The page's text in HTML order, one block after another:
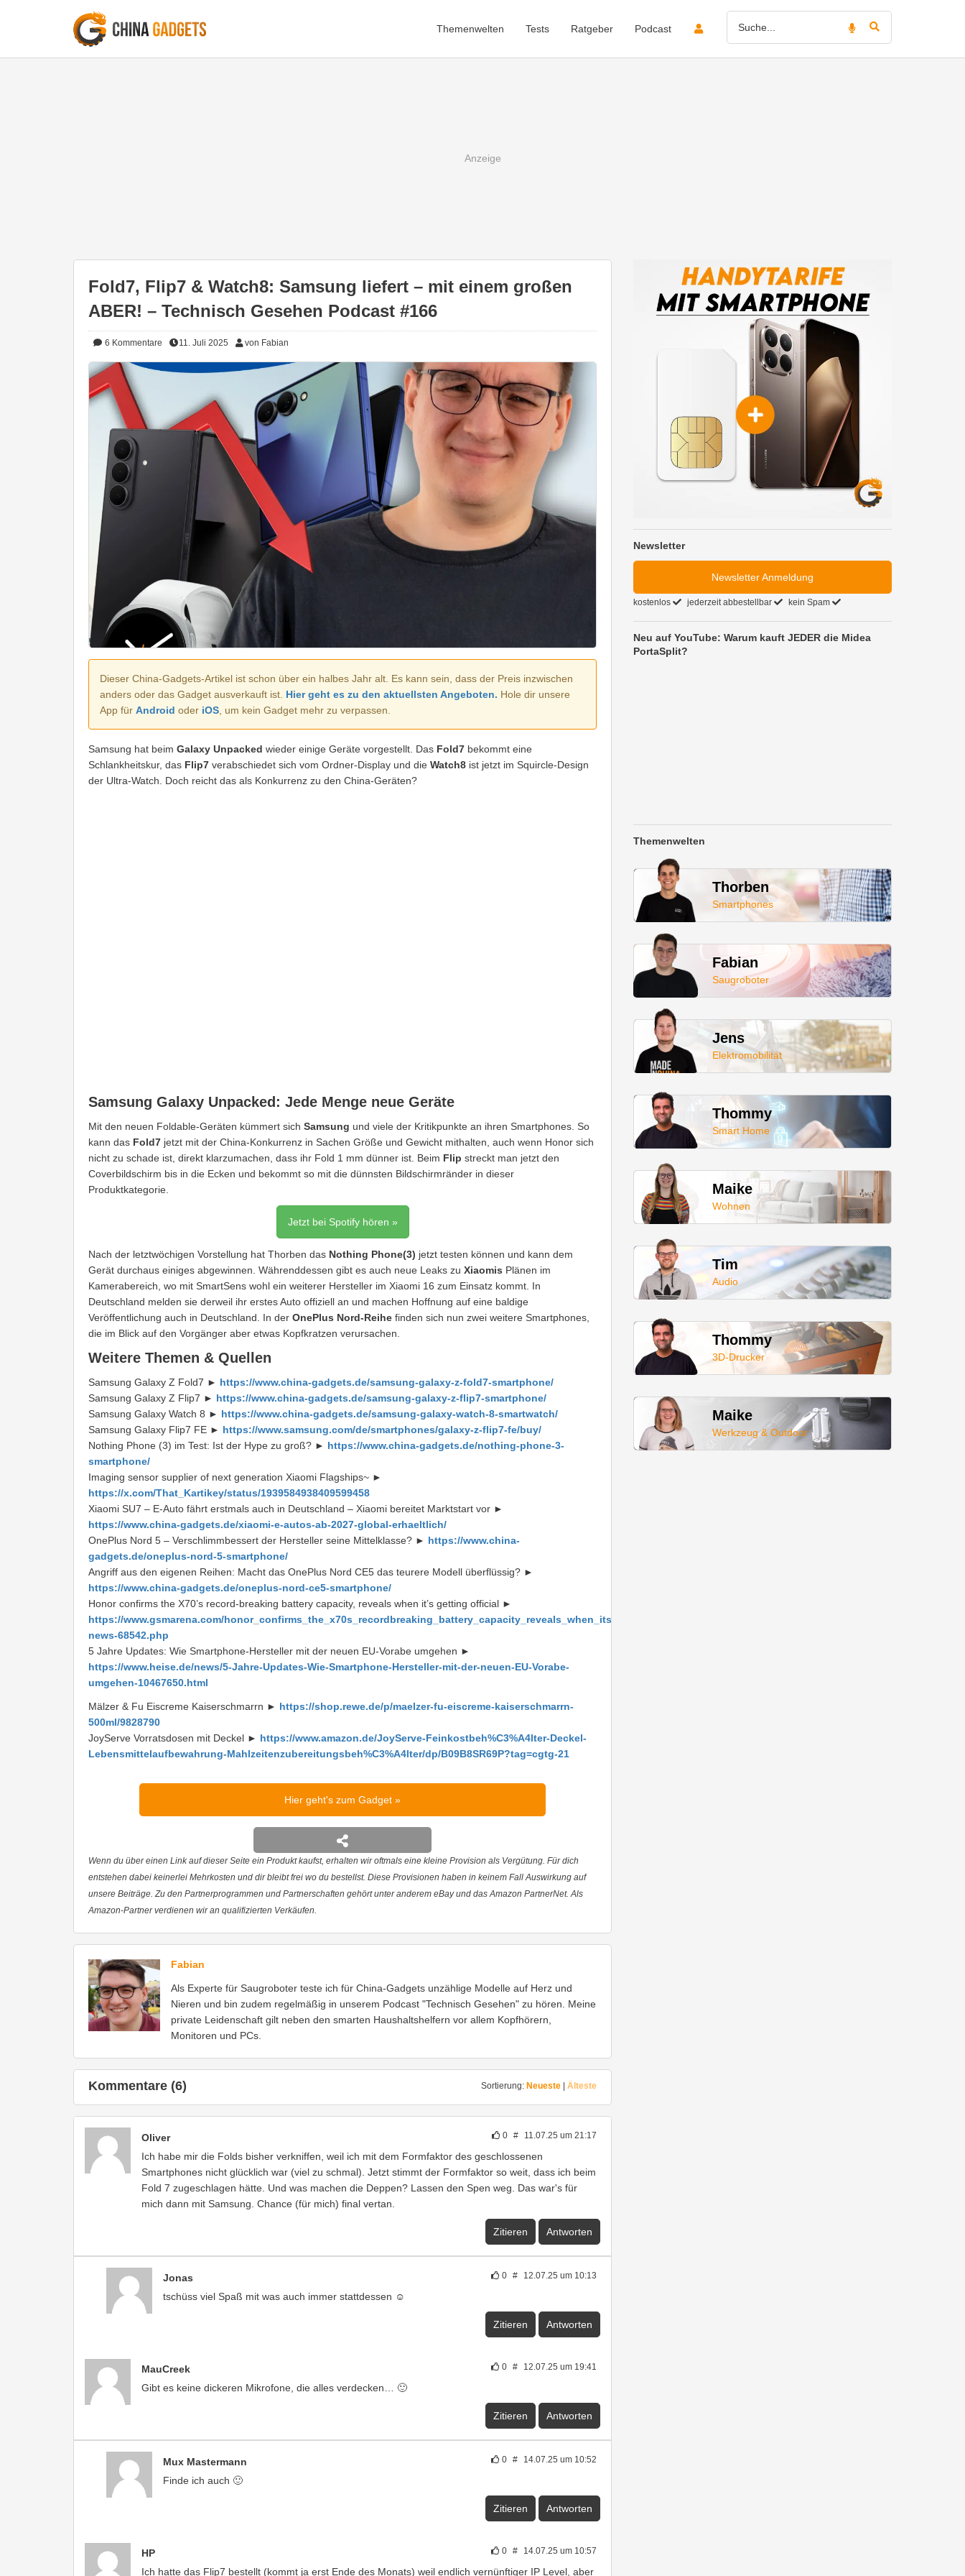
Themenwelten Tests Ratgeber Podcast
Fold7, Flip7 & Watch8: Samsung liefert – mit einem großen
ABER! – Technisch Gesehen Podcast #166
6 Kommentare 11. Juli 2025 von Fabian
Dieser China-Gadgets-Artikel ist schon über ein halbes Jahr alt. Es kann sein, dass der Preis inzwischen
anders oder das Gadget ausverkauft ist. Hier geht es zu den aktuellsten Angeboten. Hole dir unsere
App für Android oder iOS , um kein Gadget mehr zu verpassen.
Samsung hat beim Galaxy Unpacked wieder einige Geräte vorgestellt. Das Fold7 bekommt eine
Schlankheitskur, das Flip7 verabschiedet sich vom Ordner-Display und die Watch8 ist jetzt im Squircle-Design
der Ultra-Watch. Doch reicht das als Konkurrenz zu den China-Geräten?
Samsung Galaxy Unpacked: Jede Menge neue Geräte
Mit den neuen Foldable-Geräten kümmert sich Samsung und viele der Kritikpunkte an ihren Smartphones. So
kann das Fold7 jetzt mit der China-Konkurrenz in Sachen Größe und Gewicht mithalten, auch wenn Honor sich
nicht zu schade ist, direkt klarzumachen, dass ihr Fold 1 mm dünner ist. Beim Flip streckt man jetzt den
Coverbildschirm bis in die Ecken und bekommt so mit die dünnsten Bildschirmränder in dieser
Produktkategorie.
Jetzt bei Spotify hören »
Nach der letztwöchigen Vorstellung hat Thorben das Nothing Phone(3) jetzt testen können und kann dem
Gerät durchaus einiges abgewinnen. Währenddessen gibt es auch neue Leaks zu Xiaomis Plänen im
Kamerabereich, wo mit SmartSens wohl ein weiterer Hersteller im Xiaomi 16 zum Einsatz kommt. In
Deutschland melden sie derweil ihr erstes Auto offiziell an und machen Hoffnung auf eine baldige
Veröffentlichung auch in Deutschland. In der OnePlus Nord-Reihe finden sich nun zwei weitere Smartphones,
die im Blick auf den Vorgänger aber etwas Kopfkratzen verursachen.
Weitere Themen & Quellen
Samsung Galaxy Z Fold7 ► https://www.china-gadgets.de/samsung-galaxy-z-fold7-smartphone/
Samsung Galaxy Z Flip7 ► https://www.china-gadgets.de/samsung-galaxy-z-flip7-smartphone/
Samsung Galaxy Watch 8 ► https://www.china-gadgets.de/samsung-galaxy-watch-8-smartwatch/
Samsung Galaxy Flip7 FE ► https://www.samsung.com/de/smartphones/galaxy-z-flip7-fe/buy/
Nothing Phone (3) im Test: Ist der Hype zu groß? ► https://www.china-gadgets.de/nothing-phone-3-
smartphone/
Imaging sensor supplier of next generation Xiaomi Flagships~ ►
https://x.com/That_Kartikey/status/1939584938409599458
Xiaomi SU7 – E-Auto fährt erstmals auch in Deutschland – Xiaomi bereitet Marktstart vor ►
https://www.china-gadgets.de/xiaomi-e-autos-ab-2027-global-erhaeltlich/
OnePlus Nord 5 – Verschlimmbessert der Hersteller seine Mittelklasse? ► https://www.china-
gadgets.de/oneplus-nord-5-smartphone/
Angriff aus den eigenen Reihen: Macht das OnePlus Nord CE5 das teurere Modell überflüssig? ►
https://www.china-gadgets.de/oneplus-nord-ce5-smartphone/
Honor confirms the X70’s record-breaking battery capacity, reveals when it’s getting official ►
https://www.gsmarena.com/honor_confirms_the_x70s_recordbreaking_battery_capacity_reveals_when_its_getting_official-
news-68542.php
5 Jahre Updates: Wie Smartphone-Hersteller mit der neuen EU-Vorabe umgehen ►
https://www.heise.de/news/5-Jahre-Updates-Wie-Smartphone-Hersteller-mit-der-neuen-EU-Vorabe-
umgehen-10467650.html
Mälzer & Fu Eiscreme Kaiserschmarrn ► https://shop.rewe.de/p/maelzer-fu-eiscreme-kaiserschmarrn-
500ml/9828790
JoyServe Vorratsdosen mit Deckel ► https://www.amazon.de/JoyServe-Feinkostbeh%C3%A4lter-Deckel-
Lebensmittelaufbewahrung-Mahlzeitenzubereitungsbeh%C3%A4lter/dp/B09B8SR69P?tag=cgtg-21
Hier geht's zum Gadget
Wenn du über einen Link auf dieser Seite ein Produkt kaufst, erhalten wir oftmals eine kleine Provision als Vergütung. Für dich
entstehen dabei keinerlei Mehrkosten und dir bleibt frei wo du bestellst. Diese Provisionen haben in keinem Fall Auswirkung auf
unsere Beiträge. Zu den Partnerprogrammen und Partnerschaften gehört unter anderem eBay und das Amazon PartnerNet. Als
Amazon-Partner verdienen wir an qualifizierten Verkäufen.
Fabian
Als Experte für Saugroboter teste ich für China-Gadgets unzählige Modelle auf Herz und
Nieren und bin zudem regelmäßig in unserem Podcast "Technisch Gesehen" zu hören. Meine
private Leidenschaft gilt neben den smarten Haushaltshelfern vor allem Kopfhörern,
Monitoren und PCs.
Sortierung: Neueste Älteste
Kommentare (6)
0 # 11.07.25 um 21:17
Oliver
Ich habe mir die Folds bisher verkniffen, weil ich mit dem Formfaktor des geschlossenen
Smartphones nicht glücklich war (viel zu schmal). Jetzt stimmt der Formfaktor so weit, dass ich beim
Fold 7 zugeschlagen hätte. Und was machen die Deppen? Lassen den Spen weg. Das war's für
mich dann mit Samsung. Chance (für mich) final vertan.
Zitieren Antworten
0 # 12.07.25 um 10:13
Jonas
tschüss viel Spaß mit was auch immer stattdessen ☺️
Zitieren Antworten
0 # 12.07.25 um 19:41
MauCreek
Gibt es keine dickeren Mikrofone, die alles verdecken… 🙂
Zitieren Antworten
0 # 14.07.25 um 10:52
Mux Mastermann
Finde ich auch 🙂
Zitieren Antworten
0 # 14.07.25 um 10:57
HP
Ich hatte das Flip7 bestellt (kommt ja erst Ende des Monats) weil endlich vernünftiger IP Level, aber
Newsletter
Newsletter Anmeldung
kostenlos jederzeit abbestellbar kein Spam
Neu auf YouTube: Warum kauft JEDER die Midea
PortaSplit?
Themenwelten
Thorben
Smartphones
Fabian
Saugroboter
Jens
Elektromobilität
Thommy
Smart Home
Maike
Wohnen
Tim
Audio
Thommy
3D-Drucker
Maike
Werkzeug & Outdoor